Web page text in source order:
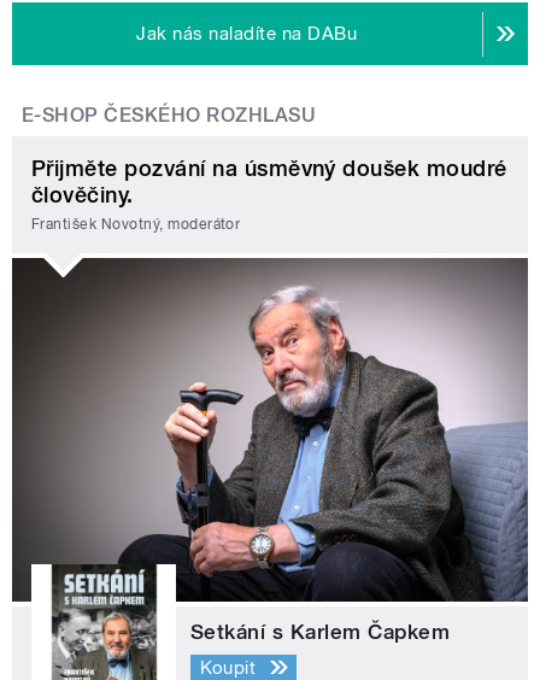
Jak nás naladíte na DABu
E-SHOP ČESKÉHO ROZHLASU
Přijměte pozvání na úsměvný doušek moudré
člověčiny.
František Novotný, moderátor
Setkání s Karlem Čapkem
Koupit